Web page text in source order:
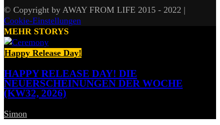
© Copyright by AWAY FROM LIFE 2015 - 2022 |
Cookie-Einstellungen
MEHR STORYS
Happy Release Day!
HAPPY RELEASE DAY! DIE
NEUERSCHEINUNGEN DER WOCHE
(KW32, 2026)
Simon